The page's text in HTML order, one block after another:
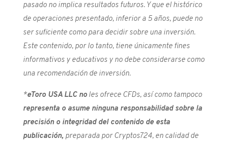
pasado no implica resultados futuros. Y que el histórico
de operaciones presentado, inferior a 5 años, puede no
ser suficiente como para decidir sobre una inversión.
Este contenido, por lo tanto, tiene únicamente fines
informativos y educativos y no debe considerarse como
una recomendación de inversión.
*eToro USA LLC noles ofrece CFDs, así como tampoco
representa o asume ninguna responsabilidad sobre la
precisión o integridad del contenido de esta
publicación, preparada por Cryptos724, en calidad de